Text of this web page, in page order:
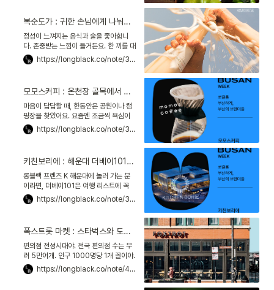
게 주름이 파인 것도 있죠. 와, 이 토마토
들 뭐죠? 찾아보니 강원도 영월의 '그래도
팜'에서 키우는 토마토래요. 호기심에 살
까 했더니 두 달을 기다리래요!
복순도가 : 귀한 손님에게 나눠주던 가양주, 샴페인 막걸리로 재탄생하다
정성이 느껴지는 음식과 술을 좋아합니
다. 존중받는 느낌이 들거든요. 한 끼를 대
접하려고 들인 시간과 노력을 생각하면,
가격이 얼마든 기꺼이 낼 수 있죠. 그래서
즘은 와인이나 샴페인보다 눈에 띄는 막
걸리가 있습니다. 바로 '복순도가'입니다.
복순도가는 울산 울주군의 가양주*로 시
작했습니다. 이젠 한국을 대표하는 만찬
주가 됐죠.
https://longblack.co/note/389
모모스커피 : 온천장 골목에서 시작해 세계 최고 바리스타를 키우다
마음이 답답할 때, 한동안은 공원이나 캠
핑장을 찾았어요. 요즘엔 조금씩 욕심이
나는 거 있죠? 아직은 조심스럽지만 골목
여행이 그리워요! 그 마음을 담아 롱블랙
름하면 떠오르는 대표적인 여행 도시고,
로컬의 성지이기도 하거든요. 이건 '실패
없는 부산 여행지 이야기'가 아니에요. 로
컬에서 꿈을 꾸고, 일상을 꾸려나가는 사
람들의 이야기죠.
https://longblack.co/note/358
키친보리에 : 해운대 더베이101과 광안리 밀락더마켓, 아파트 대신 문화 공간을 짓다
롱블랙 프렌즈 K 해운대에 놀러 가는 분
이라면, 더베이101은 여행 리스트에 꼭
적어두죠? 낮엔 해운대 앞바다에서 요트
투어를 즐기고, 밤엔 화려하게 빛나는 고
리죠. 더베이101을 기획한 사람은 박지만
대표입니다. 부산의 3대 건설사 중 하나
인 '삼미건설' 박원양 회장의 장남으로 태
어나 건설을 배웠지만, 아버지와는 다른
길을 걷고 있어요.
https://longblack.co/note/359
폭스트롯 마켓 : 스타벅스와 도어대시를 합쳐, 편의점의 미래가 되다
편의점 전성시대야. 전국 편의점 수는 무
려 5만여개. 인구 1000명당 1개 꼴이야.
2021년엔 편의점 매출이 처음으로 대형
마트 매출을 앞질렀어. 나도 편의점에 자
https://longblack.co/note/404